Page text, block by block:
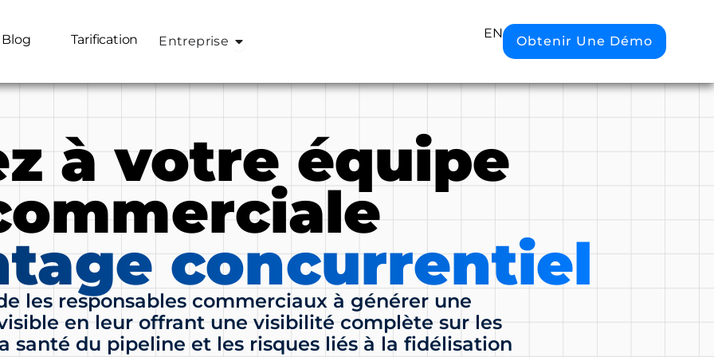
Solutions
Blog Tarification Entreprise Open Entreprise EN
Obtenir Une Démo
à votre équipe
concurrentiel
les responsables commerciaux à générer une
en leur offrant une visibilité complète sur les
santé du pipeline et les risques liés à la fidélisation